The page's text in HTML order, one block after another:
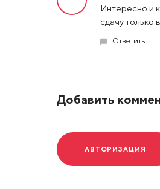
Интересно и
сдачу только
Ответить
Добавить
АВТОРИЗАЦИЯ